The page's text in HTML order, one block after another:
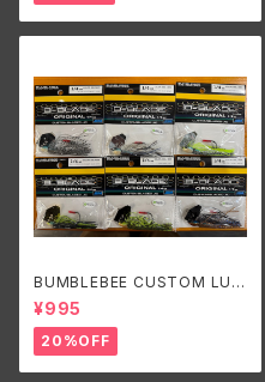
BUMBLEBEE CUSTOM LUR
ES B-BLADE ORIGINAL 1/4
oz/バンブルビーカスタムルアー
ズ ビーブレードオリジナル1/4o
z
¥995
20%OFF